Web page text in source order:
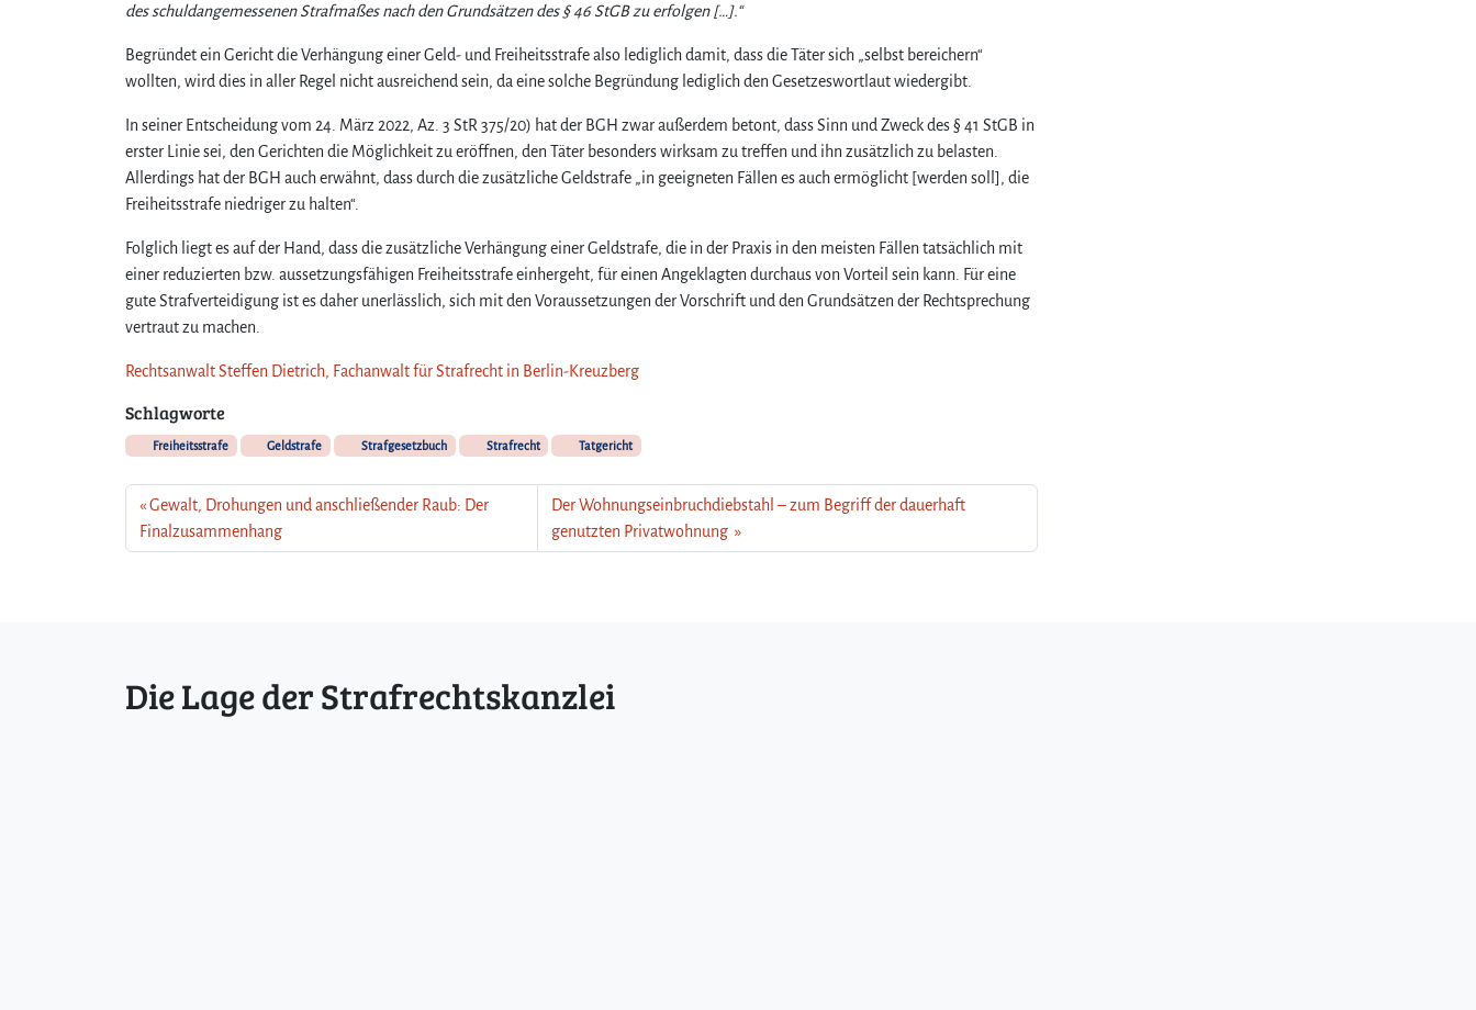
des schuldangemessenen Strafmaßes nach den Grundsätzen des § 46 StGB zu erfolgen […].“
Begründet ein Gericht die Verhängung einer Geld- und Freiheitsstrafe also lediglich damit, dass die Täter sich „selbst bereichern“
wollten, wird dies in aller Regel nicht ausreichend sein, da eine solche Begründung lediglich den Gesetzeswortlaut wiedergibt.
In seiner Entscheidung vom 24. März 2022, Az. 3 StR 375/20) hat der BGH zwar außerdem betont, dass Sinn und Zweck des § 41 StGB in
erster Linie sei, den Gerichten die Möglichkeit zu eröffnen, den Täter besonders wirksam zu treffen und ihn zusätzlich zu belasten.
Allerdings hat der BGH auch erwähnt, dass durch die zusätzliche Geldstrafe „in geeigneten Fällen es auch ermöglicht [werden soll], die
Freiheitsstrafe niedriger zu halten“.
Folglich liegt es auf der Hand, dass die zusätzliche Verhängung einer Geldstrafe, die in der Praxis in den meisten Fällen tatsächlich mit
einer reduzierten bzw. aussetzungsfähigen Freiheitsstrafe einhergeht, für einen Angeklagten durchaus von Vorteil sein kann. Für eine
gute Strafverteidigung ist es daher unerlässlich, sich mit den Voraussetzungen der Vorschrift und den Grundsätzen der Rechtsprechung
vertraut zu machen.
Rechtsanwalt Steffen Dietrich, Fachanwalt für Strafrecht in Berlin-Kreuzberg
Schlagworte
Freiheitsstrafe Geldstrafe Strafgesetzbuch Strafrecht Tatgericht
Gewalt, Drohungen und anschließender Raub: Der
Finalzusammenhang
Der Wohnungseinbruchdiebstahl – zum Begriff der dauerhaft
genutzten Privatwohnung
Die Lage der Strafrechtskanzlei